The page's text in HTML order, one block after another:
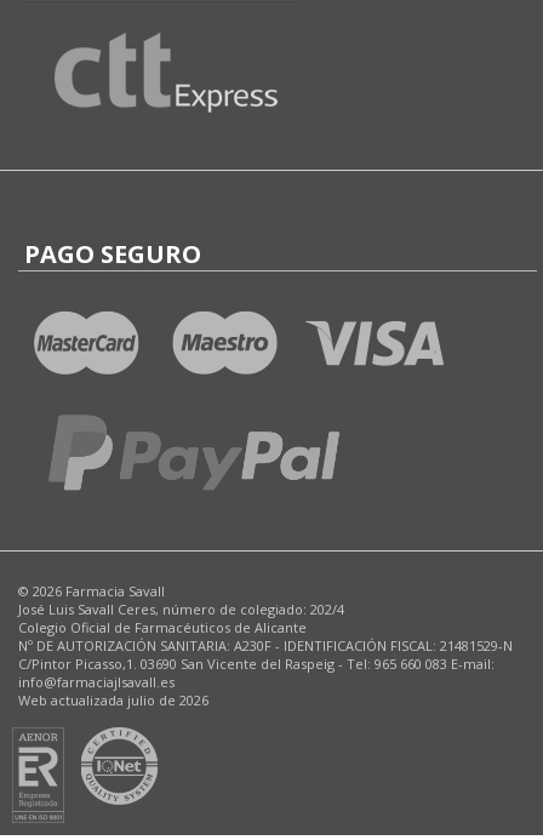
PAGO SEGURO
© 2026 Farmacia Savall
José Luis Savall Ceres, número de colegiado: 202/4
Colegio Oficial de Farmacéuticos de Alicante
Nº DE AUTORIZACIÓN SANITARIA: A230F - IDENTIFICACIÓN FISCAL: 21481529-N
C/Pintor Picasso,1. 03690 San Vicente del Raspeig - Tel: 965 660 083 E-mail:
info@farmaciajlsavall.es
Web actualizada julio de 2026